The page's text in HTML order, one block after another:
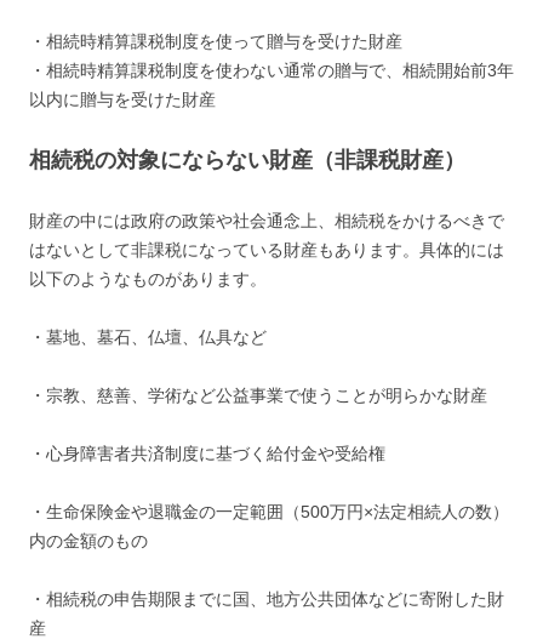
・相続時精算課税制度を使って贈与を受けた財産
・相続時精算課税制度を使わない通常の贈与で、相続開始前3年
以内に贈与を受けた財産
相続税の対象にならない財産（非課税財産）
財産の中には政府の政策や社会通念上、相続税をかけるべきで
はないとして非課税になっている財産もあります。具体的には
以下のようなものがあります。
・墓地、墓石、仏壇、仏具など
・宗教、慈善、学術など公益事業で使うことが明らかな財産
・心身障害者共済制度に基づく給付金や受給権
・生命保険金や退職金の一定範囲（500万円×法定相続人の数）
内の金額のもの
・相続税の申告期限までに国、地方公共団体などに寄附した財
産